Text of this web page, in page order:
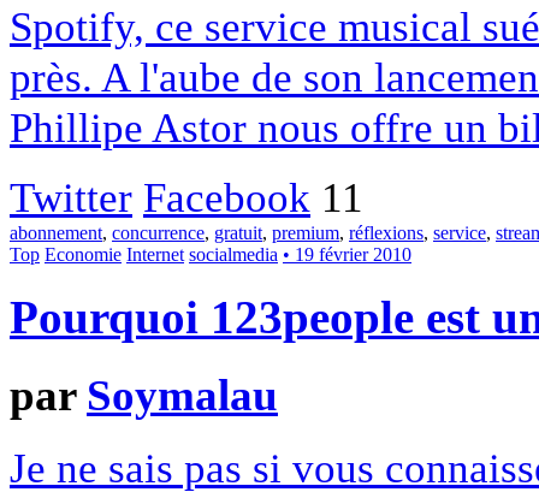
Spotify, ce service musical
près. A l'aube de son
Phillipe Astor nous offre un
Twitter Facebook 11
abonnement, concurrence, gratuit, premium, réflexions, service,
Top Economie Internet socialmedia • 19 février 2010
Pourquoi 123people est
par Soymalau
Je ne sais pas si vous